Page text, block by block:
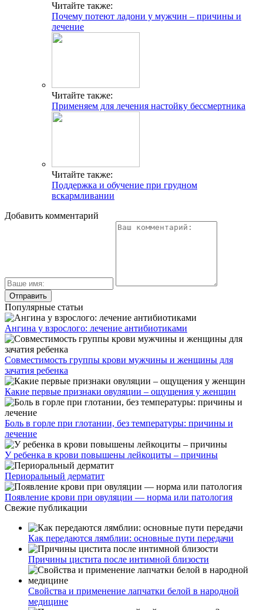
Читайте также:
Почему потеют ладони у мужчин – причины и
лечение
Читайте также:
Применяем для лечения настойку бессмертника
Читайте также:
Поддержка и обучение при грудном
вскармливании
Добавить комментарий
Популярные статьи
Ангина у взрослого: лечение антибиотиками
Совместимость группы крови мужчины и женщины для
зачатия ребенка
Какие первые признаки овуляции – ощущения у женщин
Боль в горле при глотании, без температуры: причины и
лечение
У ребенка в крови повышены лейкоциты – причины
Периоральный дерматит
Появление крови при овуляции — норма или патология
Свежие публикации
Как передаются лямблии: основные пути передачи
Причины цистита после интимной близости
Свойства и применение лапчатки белой в народной
медицине